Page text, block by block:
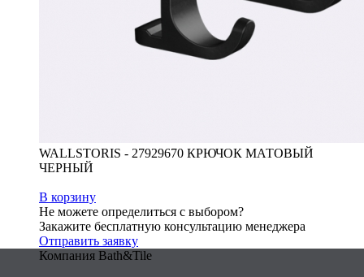
WALLSTORIS - 27929670 КРЮЧОК МАТОВЫЙ
ЧЕРНЫЙ
В корзину
Не можете определиться с выбором?
Закажите бесплатную консультацию менеджера
Отправить заявку
Компания Bath&Tile